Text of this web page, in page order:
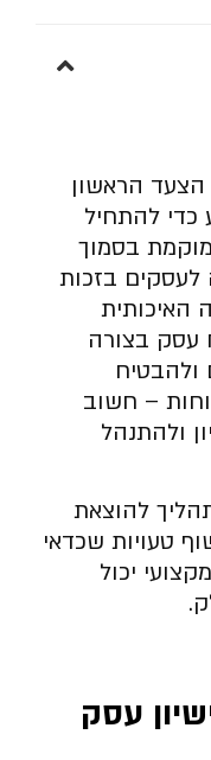
הצעד הראשון
כדי להתחיל
בסמוך
לעסקים בזכות
האיכותית
עסק בצורה
ולהבטיח
– חשוב
ולהתנהל
להוצאת
טעויות שכדאי
יכול
עסק